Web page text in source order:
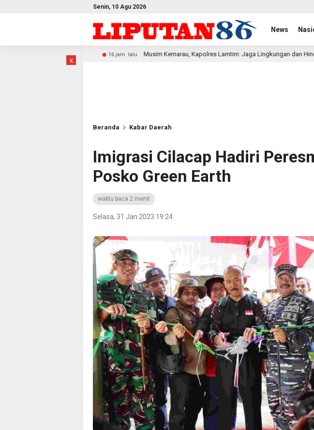
Senin, 10 Agu 2026
News
x
Musim Kemarau, Kapolres Lamtim: Jaga Lingkungan dan Hindari Membakar Lahan
Beranda Kabar Daerah
Imigrasi Cilacap Hadiri
Posko Green Earth
waktu baca 2 menit
Selasa, 31 Jan 2023 19:24